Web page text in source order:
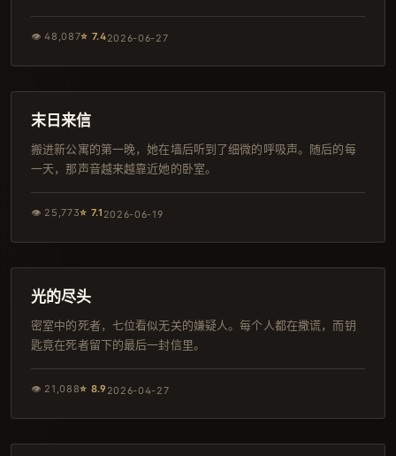
👁48,087⭐ 7.42026-06-27
4K
末日来信
搬进新公寓的第一晚，她在墙后听到了细微的呼吸声。随后的每
一天，那声音越来越靠近她的卧室。
👁 25,773⭐ 7.1 2026-06-19
完结
光的尽头
密室中的死者，七位看似无关的嫌疑人。每个人都在撒谎，而钥
匙竟在死者留下的最后一封信里。
👁 21,088⭐ 8.9 2026-04-27